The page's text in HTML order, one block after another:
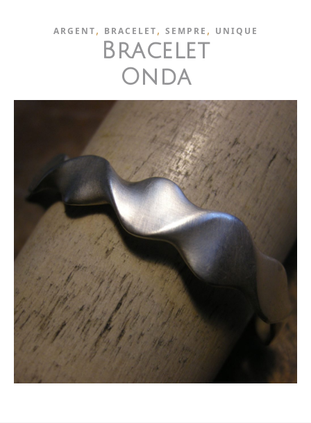
ARGENT, BRACELET, SEMPRE , UNIQUE
Bracelet
Onda